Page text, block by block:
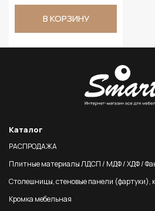
В КОРЗИНУ
Каталог
РАСПРОДАЖА
Плитные материалы ЛДСП / МДФ / ХДФ /
Столешницы, стеновые панели (фартуки),
Кромка мебельная